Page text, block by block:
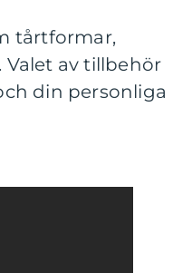
tårtformar,
av tillbehör
din personliga